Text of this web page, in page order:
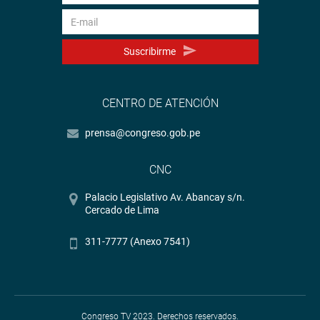
http://www.youtube.com/congresoperu
Soundcloud:https://soundcloud.com/radiocongreso
Suscribirme
CENTRO DE ATENCIÓN
prensa@congreso.gob.pe
CNC
Palacio Legislativo Av. Abancay s/n.
Cercado de Lima
311-7777 (Anexo 7541)
Congreso TV 2023. Derechos reservados.